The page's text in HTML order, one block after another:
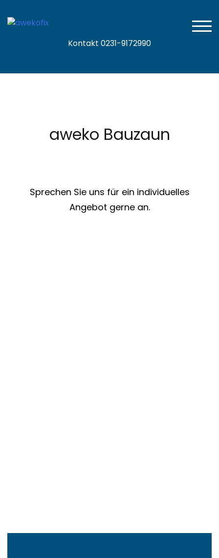
Kontakt 0231-9172990
aweko Bauzaun
Sprechen Sie uns für ein individuelles
Angebot gerne an.